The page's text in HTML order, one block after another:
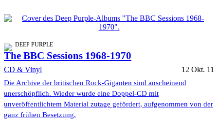
DEEP PURPLE
The BBC Sessions 1968-1970
CD & Vinyl 12 Okt. 11
Die Archive der britischen Rock-Giganten sind anscheinend
unerschöpflich. Wieder wurde eine Doppel-CD mit
unveröffentlichtem Material zutage gefördert, aufgenommen von der
ganz frühen Besetzung.